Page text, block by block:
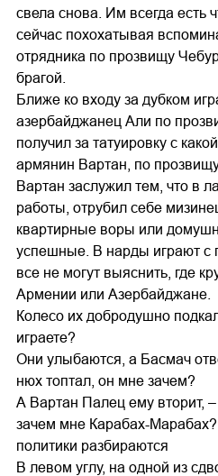
свела снова. Им всегда есть
сейчас похохатывая
отрядника по прозвищу
брагой.
Ближе ко входу за дубком
азербайджанец Али по
получил за татуировку с
армянин Вартан, по
Вартан заслужил тем, что в
работы, отрубил себе
квартирные воры или
успешные. В нарды играют с
все не могут выяснить, где
Армении или Азербайджане.
Колесо их добродушно
играете?
Они улыбаются, а Басмач
нюх топтал, он мне зачем?
А Вартан Палец ему вторит,
зачем мне Карабах-Марабах?
политики разбираются
В левом углу, на одной из